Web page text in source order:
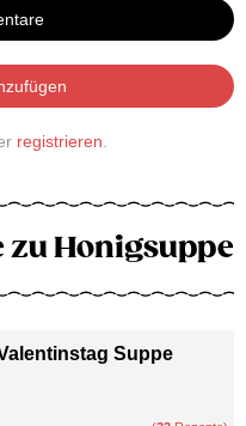
registrieren
zu Honigsuppe
Suppe